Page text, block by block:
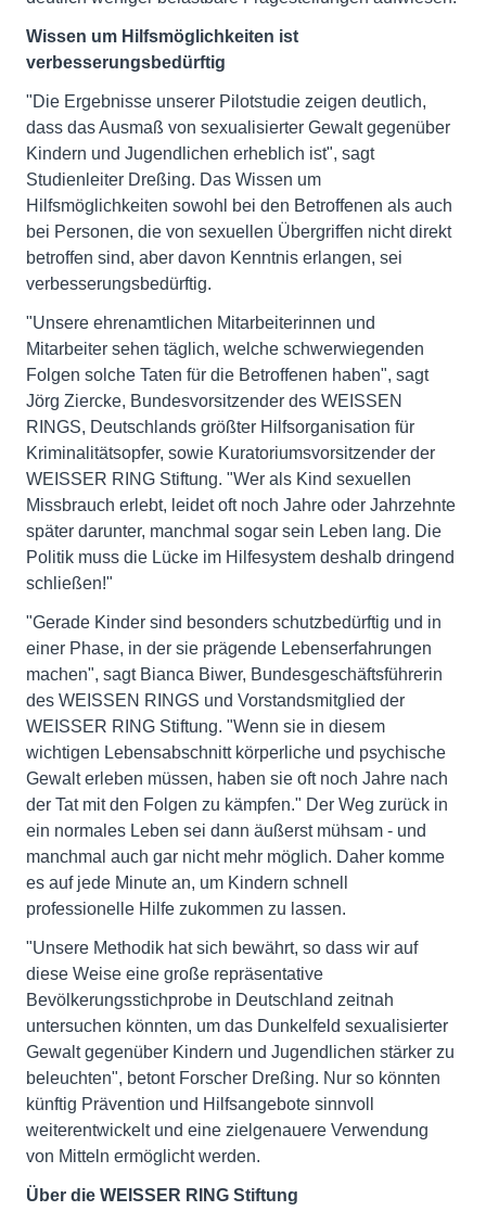
Wissen um Hilfsmöglichkeiten ist
verbesserungsbedürftig
"Die Ergebnisse unserer Pilotstudie zeigen deutlich,
dass das Ausmaß von sexualisierter Gewalt gegenüber
Kindern und Jugendlichen erheblich ist", sagt
Studienleiter Dreßing. Das Wissen um
Hilfsmöglichkeiten sowohl bei den Betroffenen als auch
bei Personen, die von sexuellen Übergriffen nicht direkt
betroffen sind, aber davon Kenntnis erlangen, sei
verbesserungsbedürftig.
"Unsere ehrenamtlichen Mitarbeiterinnen und
Mitarbeiter sehen täglich, welche schwerwiegenden
Folgen solche Taten für die Betroffenen haben", sagt
Jörg Ziercke, Bundesvorsitzender des WEISSEN
RINGS, Deutschlands größter Hilfsorganisation für
Kriminalitätsopfer, sowie Kuratoriumsvorsitzender der
WEISSER RING Stiftung. "Wer als Kind sexuellen
Missbrauch erlebt, leidet oft noch Jahre oder Jahrzehnte
später darunter, manchmal sogar sein Leben lang. Die
Politik muss die Lücke im Hilfesystem deshalb dringend
schließen!"
"Gerade Kinder sind besonders schutzbedürftig und in
einer Phase, in der sie prägende Lebenserfahrungen
machen", sagt Bianca Biwer, Bundesgeschäftsführerin
des WEISSEN RINGS und Vorstandsmitglied der
WEISSER RING Stiftung. "Wenn sie in diesem
wichtigen Lebensabschnitt körperliche und psychische
Gewalt erleben müssen, haben sie oft noch Jahre nach
der Tat mit den Folgen zu kämpfen." Der Weg zurück in
ein normales Leben sei dann äußerst mühsam - und
manchmal auch gar nicht mehr möglich. Daher komme
es auf jede Minute an, um Kindern schnell
professionelle Hilfe zukommen zu lassen.
"Unsere Methodik hat sich bewährt, so dass wir auf
diese Weise eine große repräsentative
Bevölkerungsstichprobe in Deutschland zeitnah
untersuchen könnten, um das Dunkelfeld sexualisierter
Gewalt gegenüber Kindern und Jugendlichen stärker zu
beleuchten", betont Forscher Dreßing. Nur so könnten
künftig Prävention und Hilfsangebote sinnvoll
weiterentwickelt und eine zielgenauere Verwendung
von Mitteln ermöglicht werden.
Über die WEISSER RING Stiftung